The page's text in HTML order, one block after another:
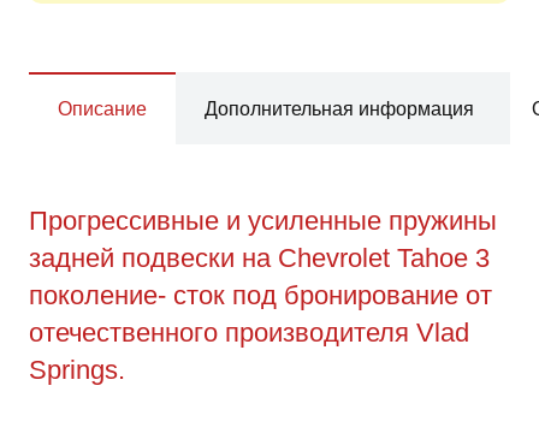
Описание Дополнительная информация
Прогрессивные и усиленные пружины
задней подвески на Chevrolet Tahoe 3
поколение- сток под бронирование от
отечественного производителя Vlad
Springs.